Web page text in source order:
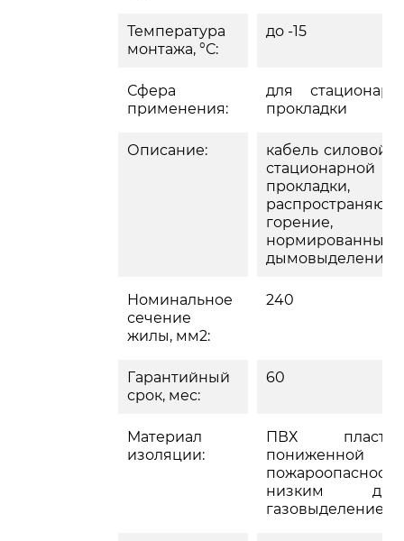
Температура
монтажа, °С:
до -15
Сфера
применения:
для
прокладки
Описание:
кабель силовой
стационарной
прокладки,
горение,
нормированным
Номинальное
сечение
жилы, мм2:
240
Гарантийный
срок, мес:
60
Материал
изоляции:
ПВХ
пониженной
низким
газовыделением